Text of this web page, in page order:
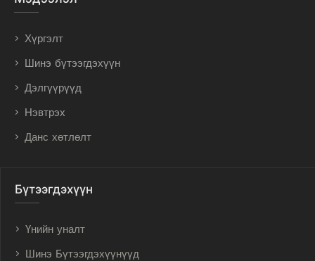
Хүргэлт
Шинэ бүтээгдэхүүн
Дэлгүүрүүд
Нэвтрэх
Данс хөтлөлт
Бүтээгдэхүүн
Үнийн уналт
Шинэ Бүтээгдэхүүнүүд